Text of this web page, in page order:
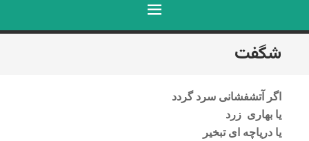
فهرست
رفتن
به
شگفت
اگر آتشفشانی سرد گردد
یا بهاری زرد
یا دریاچه ای تبخیر